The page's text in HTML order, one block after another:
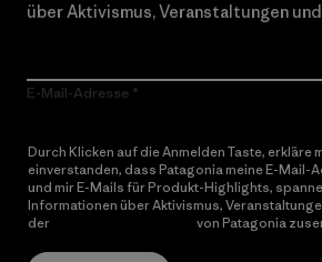
über Aktivismus, Veranstaltungen
E-Mail-Adresse
Durch Klicken auf die Anmelden Taste, erkläre
einverstanden, dass Patagonia meine E-Mail-
und mir E-Mails für Produkt-Highlights,
Informationen über Aktivismus,
der
von Patagonia